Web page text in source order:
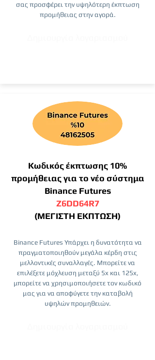
σας προσφέρει την υψηλότερη έκπτωση
προμήθειας στην αγορά.
Κωδικός έκπτωσης 10%
προμήθειας για το νέο σύστημα
Binance Futures
Z6DD64R7
(ΜΕΓΙΣΤΗ ΕΚΠΤΩΣΗ)
Binance Futures Υπάρχει η δυνατότητα να
πραγματοποιηθούν μεγάλα κέρδη στις
μελλοντικές συναλλαγές. Μπορείτε να
επιλέξετε μόχλευση μεταξύ 5x και 125x,
μπορείτε να χρησιμοποιήσετε τον κωδικό
μας για να αποφύγετε την καταβολή
υψηλών προμηθειών.